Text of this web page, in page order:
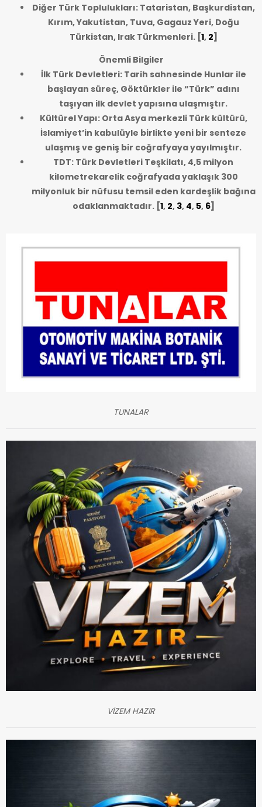
Diğer Türk Toplulukları: Tataristan, Başkurdistan,
Kırım, Yakutistan, Tuva, Gagauz Yeri, Doğu
Türkistan, Irak Türkmenleri.[1, 2]
Önemli Bilgiler
İlk Türk Devletleri: Tarih sahnesinde Hunlar ile
başlayan süreç, Göktürkler ile “Türk” adını
taşıyan ilk devlet yapısına ulaşmıştır.
Kültürel Yapı: Orta Asya merkezli Türk kültürü,
İslamiyet’in kabulüyle birlikte yeni bir senteze
ulaşmış ve geniş bir coğrafyaya yayılmıştır.
TDT: Türk Devletleri Teşkilatı, 4,5 milyon
kilometrekarelik coğrafyada yaklaşık 300
milyonluk bir nüfusu temsil eden kardeşlik bağına
odaklanmaktadır.[1, 2, 3, 4, 5, 6]
TUNALAR
VİZEM HAZIR